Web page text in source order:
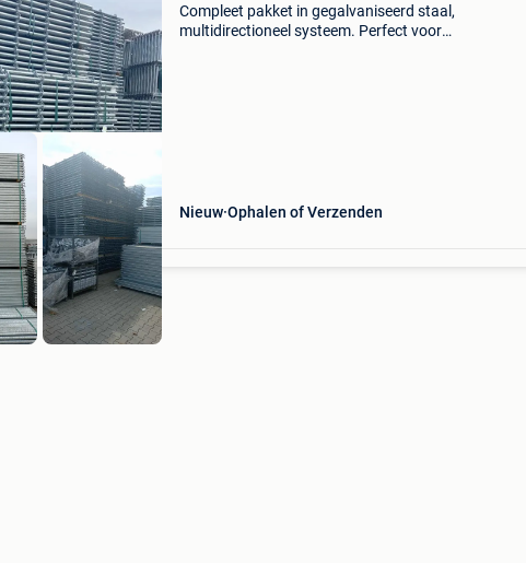
Compleet pakket in gegalvaniseerd staal,
multidirectioneel systeem. Perfect voor
Nieuw Ophalen of Verzenden